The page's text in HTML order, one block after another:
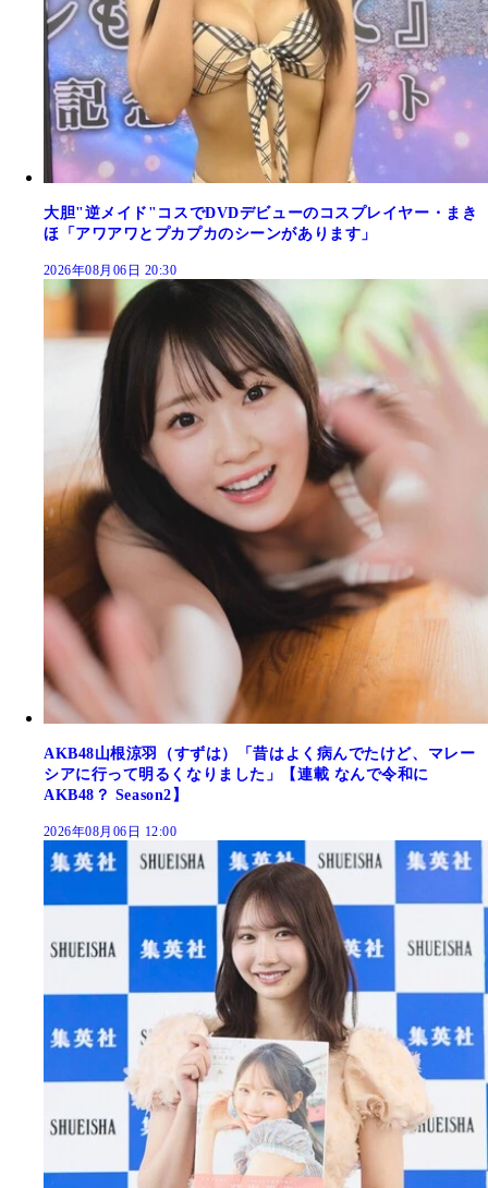
大胆"逆メイド"コスでDVDデビューのコスプレイヤー・まき
ほ「アワアワとプカプカのシーンがあります」
2026年08月06日 20:30
AKB48山根涼羽（すずは）「昔はよく病んでたけど、マレー
シアに行って明るくなりました」【連載 なんで令和に
AKB48？ Season2】
2026年08月06日 12:00